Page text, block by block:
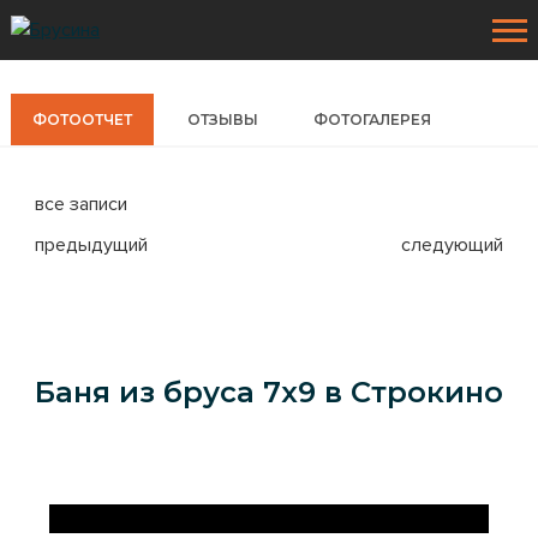
Деревянные дома
Каркасные дома
Бани из бруса
УСЛУГИ
Наши технологии
ФОТООТЧЕТ ОТЗЫВЫ ФОТОГАЛЕРЕЯ
все записи
предыдущий
следующий
Баня из бруса 7x9 в Строкино